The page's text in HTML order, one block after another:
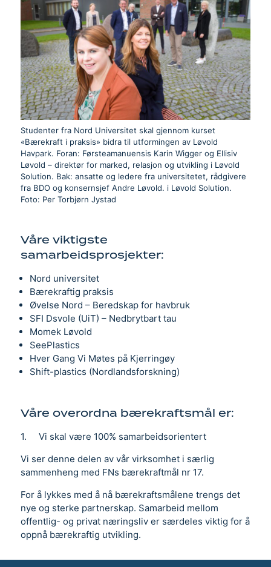
Studenter fra Nord Universitet skal gjennom kurset
«Bærekraft i praksis» bidra til utformingen av Løvold
Havpark. Foran: Førsteamanuensis Karin Wigger og Ellisiv
Løvold – direktør for marked, relasjon og utvikling i Løvold
Solution. Bak: ansatte og ledere fra universitetet, rådgivere
fra BDO og konsernsjef Andre Løvold. i Løvold Solution.
Foto: Per Torbjørn Jystad
Våre viktigste
samarbeidsprosjekter:
Nord universitet
Bærekraftig praksis
Øvelse Nord – Beredskap for havbruk
SFI Dsvole (UiT) – Nedbrytbart tau
Momek Løvold
SeePlastics
Hver Gang Vi Møtes på Kjerringøy
Shift-plastics (Nordlandsforskning)
Våre overordna bærekraftsmål er:
1. Vi skal være 100% samarbeidsorientert
Vi ser denne delen av vår virksomhet i særlig
sammenheng med FNs bærekraftmål nr 17.
For å lykkes med å nå bærekraftsmålene trengs det
nye og sterke partnerskap. Samarbeid mellom
offentlig- og privat næringsliv er særdeles viktig for å
oppnå bærekraftig utvikling.